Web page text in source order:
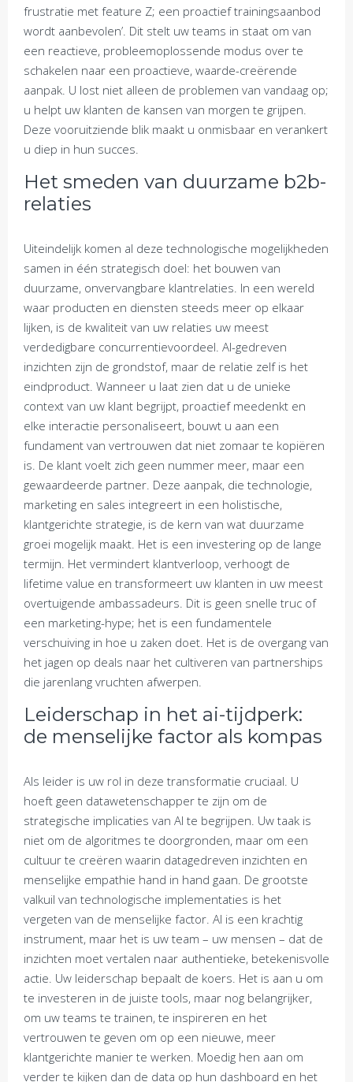
frustratie met feature Z; een proactief trainingsaanbod
wordt aanbevolen’. Dit stelt uw teams in staat om van
een reactieve, probleemoplossende modus over te
schakelen naar een proactieve, waarde-creërende
aanpak. U lost niet alleen de problemen van vandaag op;
u helpt uw klanten de kansen van morgen te grijpen.
Deze vooruitziende blik maakt u onmisbaar en verankert
u diep in hun succes.
Het smeden van duurzame b2b-
relaties
Uiteindelijk komen al deze technologische mogelijkheden
samen in één strategisch doel: het bouwen van
duurzame, onvervangbare klantrelaties. In een wereld
waar producten en diensten steeds meer op elkaar
lijken, is de kwaliteit van uw relaties uw meest
verdedigbare concurrentievoordeel. AI-gedreven
inzichten zijn de grondstof, maar de relatie zelf is het
eindproduct. Wanneer u laat zien dat u de unieke
context van uw klant begrijpt, proactief meedenkt en
elke interactie personaliseert, bouwt u aan een
fundament van vertrouwen dat niet zomaar te kopiëren
is. De klant voelt zich geen nummer meer, maar een
gewaardeerde partner. Deze aanpak, die technologie,
marketing en sales integreert in een holistische,
klantgerichte strategie, is de kern van wat duurzame
groei mogelijk maakt. Het is een investering op de lange
termijn. Het vermindert klantverloop, verhoogt de
lifetime value en transformeert uw klanten in uw meest
overtuigende ambassadeurs. Dit is geen snelle truc of
een marketing-hype; het is een fundamentele
verschuiving in hoe u zaken doet. Het is de overgang van
het jagen op deals naar het cultiveren van partnerships
die jarenlang vruchten afwerpen.
Leiderschap in het ai-tijdperk:
de menselijke factor als kompas
Als leider is uw rol in deze transformatie cruciaal. U
hoeft geen datawetenschapper te zijn om de
strategische implicaties van AI te begrijpen. Uw taak is
niet om de algoritmes te doorgronden, maar om een
cultuur te creëren waarin datagedreven inzichten en
menselijke empathie hand in hand gaan. De grootste
valkuil van technologische implementaties is het
vergeten van de menselijke factor. AI is een krachtig
instrument, maar het is uw team – uw mensen – dat de
inzichten moet vertalen naar authentieke, betekenisvolle
actie. Uw leiderschap bepaalt de koers. Het is aan u om
te investeren in de juiste tools, maar nog belangrijker,
om uw teams te trainen, te inspireren en het
vertrouwen te geven om op een nieuwe, meer
klantgerichte manier te werken. Moedig hen aan om
verder te kijken dan de data op hun dashboard en het